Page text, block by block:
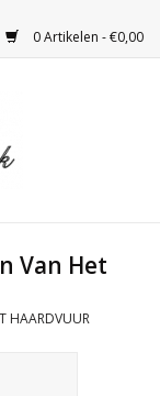
0 Artikelen - €0,00
Van Het
HAARDVUUR